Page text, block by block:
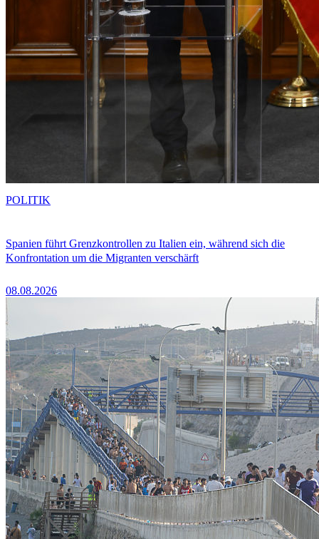
Spanien führt Grenzkontrollen zu Italien ein, während sich die
Konfrontation um die Migranten verschärft
08.08.2026
POLITIK